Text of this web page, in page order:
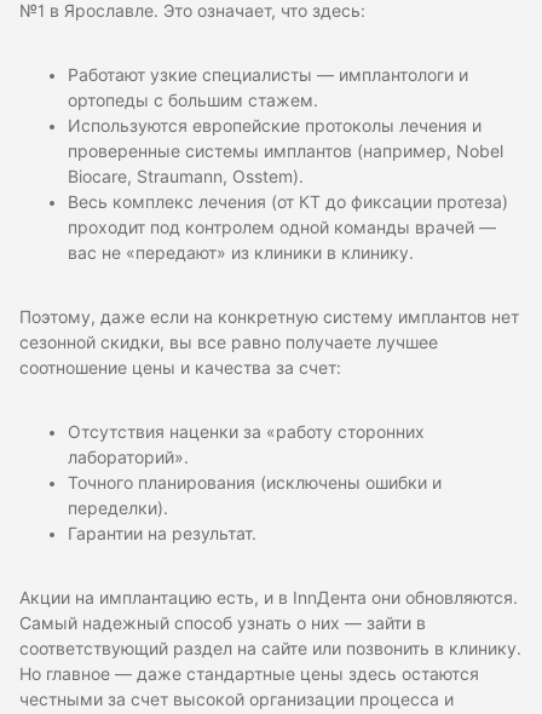
№1 в Ярославле. Это означает, что здесь:
Работают узкие специалисты — имплантологи и
ортопеды с большим стажем.
Используются европейские протоколы лечения и
проверенные системы имплантов (например, Nobel
Biocare, Straumann, Osstem).
Весь комплекс лечения (от КТ до фиксации протеза)
проходит под контролем одной команды врачей —
вас не «передают» из клиники в клинику.
Поэтому, даже если на конкретную систему имплантов нет
сезонной скидки, вы все равно получаете лучшее
соотношение цены и качества за счет:
Отсутствия наценки за «работу сторонних
лабораторий».
Точного планирования (исключены ошибки и
переделки).
Гарантии на результат.
Акции на имплантацию есть, и в InnДента они обновляются.
Самый надежный способ узнать о них — зайти в
соответствующий раздел на сайте или позвонить в клинику.
Но главное — даже стандартные цены здесь остаются
честными за счет высокой организации процесса и